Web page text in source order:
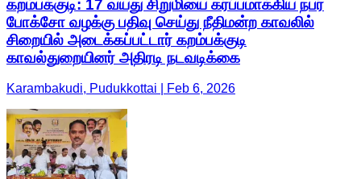
கறம்பக்குடி: 17 வயது சிறுமியை கர்ப்பமாக்கிய நபர்
போக்சோ வழக்கு பதிவு செய்து நீதிமன்ற காவலில்
சிறையில் அடைக்கப்பட்டார் கறம்பக்குடி
காவல்துறையினர் அதிரடி நடவடிக்கை
Karambakudi, Pudukkottai | Feb 6, 2026